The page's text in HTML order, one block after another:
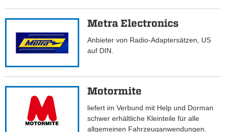
Metra Electronics
Anbieter von Radio-Adaptersätzen, US
auf DIN.
Motormite
liefert im Verbund mit Help und Dorman
schwer erhältliche Kleinteile für alle
allgemeinen Fahrzeuganwendungen.